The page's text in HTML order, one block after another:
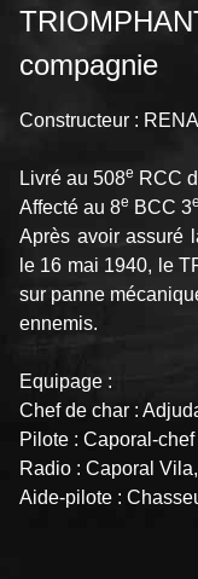
compagnie
Constructeur :
Livré au 508e RCC
Affecté au 8e BCC 3e
Après avoir assuré
le 16 mai 1940, le
sur panne
ennemis.
Equipage :
Chef de char :
Pilote : Caporal-
Radio : Caporal
Aide-pilote :